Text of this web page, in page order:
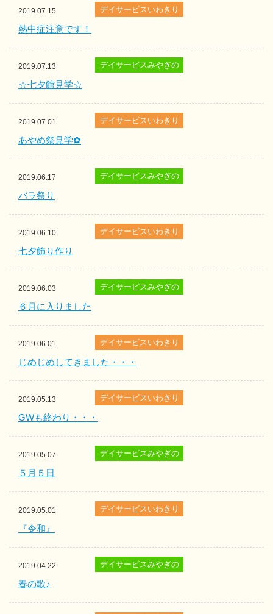
2019.07.15 デイサービスいわきり
熱中症注意です！
2019.07.13 デイサービスみやぎの
☆七夕館見学☆
2019.07.01 デイサービスいわきり
あやめ祭見学✿
2019.06.17 デイサービスみやぎの
バラ祭り
2019.06.10 デイサービスいわきり
七夕飾り作り
2019.06.03 デイサービスみやぎの
６月に入りました
2019.06.01 デイサービスいわきり
じめじめしてきました・・・
2019.05.13 デイサービスいわきり
GWも終わり・・・
2019.05.07 デイサービスみやぎの
５月５日
2019.05.01 デイサービスいわきり
『令和』
2019.04.22 デイサービスみやぎの
春の歌♪